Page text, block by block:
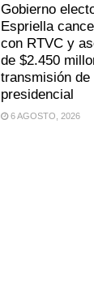
Gobierno
Espriella
con RTVC y
de $2.450
transmisión de
presidencial
6 AGOSTO, 2026